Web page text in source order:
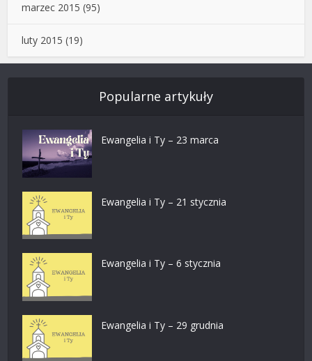
marzec 2015 (95)
luty 2015 (19)
Popularne artykuły
Ewangelia i Ty – 23 marca
Ewangelia i Ty – 21 stycznia
Ewangelia i Ty – 6 stycznia
Ewangelia i Ty – 29 grudnia